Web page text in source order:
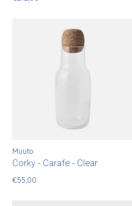
Muuto
Corky - Carafe - Clear
€55,00